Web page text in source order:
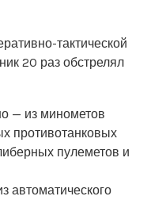
тактической
20 раз обстрелял
— из минометов
противотанковых
пулеметов и
автоматического